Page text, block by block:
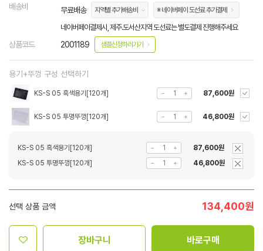
배송비 무료배송 지역별 추가배송비 ※ 네이버페이 도선료 추가결제
네이버페이결제시, 제주.도서산지역 도선료는 별도결제 진행해주세요
상품코드 2001189 샘플신청하러가기
용기+뚜껑 구성 선택하기
KS-S 05 흑색용기[120개] 87,600원
KS-S 05 투명뚜껑[120개] 46,800원
KS-S 05 흑색용기[120개]
87,600원
KS-S 05 투명뚜껑[120개]
46,800원
선택 상품 금액 134,400원
장바구니 바로구매